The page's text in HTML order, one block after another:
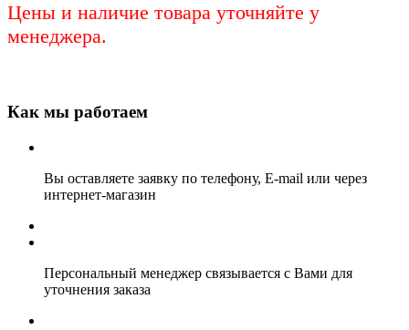
Цены и наличие товара уточняйте у
менеджера.
Как мы работаем
Вы оставляете заявку по телефону, E-mail или через
интернет-магазин
Персональный менеджер связывается с Вами для
уточнения заказа